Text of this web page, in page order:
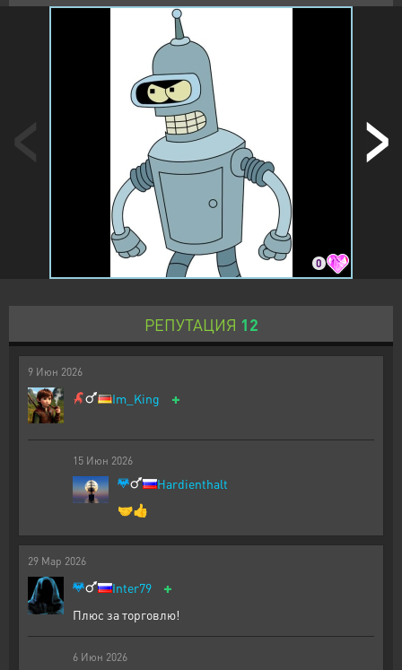
0
РЕПУТАЦИЯ 12
9 Июн 2026
Im_King +
15 Июн 2026
Hardienthalt
🤝👍
29 Мар 2026
Inter79 +
Плюс за торговлю!
6 Июн 2026